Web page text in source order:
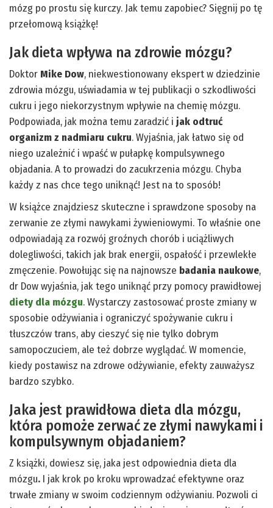
mózg po prostu się kurczy. Jak temu zapobiec? Sięgnij po tę
przełomową książkę!
Jak dieta wpływa na zdrowie mózgu?
Doktor Mike Dow, niekwestionowany ekspert w dziedzinie
zdrowia mózgu, uświadamia w tej publikacji o szkodliwości
cukru i jego niekorzystnym wpływie na chemię mózgu.
Podpowiada, jak można temu zaradzić i jak odtruć
organizm z nadmiaru cukru. Wyjaśnia, jak łatwo się od
niego uzależnić i wpaść w pułapkę kompulsywnego
objadania. A to prowadzi do zacukrzenia mózgu. Chyba
każdy z nas chce tego uniknąć! Jest na to sposób!
W książce znajdziesz skuteczne i sprawdzone sposoby na
zerwanie ze złymi nawykami żywieniowymi. To właśnie one
odpowiadają za rozwój groźnych chorób i uciążliwych
dolegliwości, takich jak brak energii, ospałość i przewlekłe
zmęczenie. Powołując się na najnowsze badania naukowe,
dr Dow wyjaśnia, jak tego uniknąć przy pomocy prawidłowej
diety dla mózgu.Wystarczy zastosować proste zmiany w
sposobie odżywiania i ograniczyć spożywanie cukru i
tłuszczów trans, aby cieszyć się nie tylko dobrym
samopoczuciem, ale też dobrze wyglądać. W momencie,
kiedy postawisz na zdrowe odżywianie, efekty zauważysz
bardzo szybko.
Jaka jest prawidłowa dieta dla mózgu,
która pomoże zerwać ze złymi nawykami i
kompulsywnym objadaniem?
Z książki, dowiesz się, jaka jest odpowiednia dieta dla
mózgu. I jak krok po kroku wprowadzać efektywne oraz
trwałe zmiany w swoim codziennym odżywianiu. Pozwoli ci